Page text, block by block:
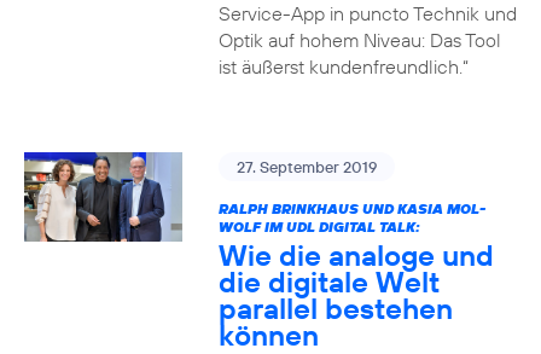
Service-App in puncto Technik und
Optik auf hohem Niveau: Das Tool
ist äußerst kundenfreundlich.“
27. September 2019
RALPH BRINKHAUS UND KASIA MOL-
WOLF IM UDL DIGITAL TALK:
Wie die analoge und
die digitale Welt
parallel bestehen
können